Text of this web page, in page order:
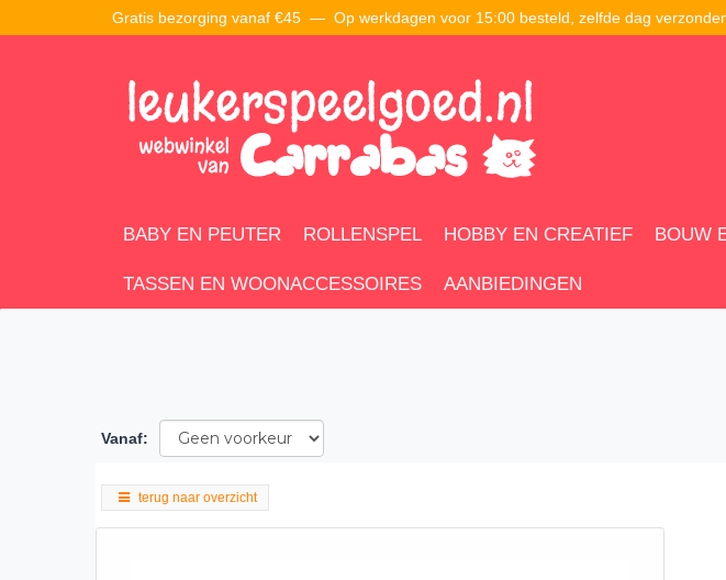
Gratis bezorging vanaf €45 — Op werkdagen voor 15:00 besteld, zelfde dag
BABY EN PEUTER ROLLENSPEL HOBBY EN CREATIEF BOUW
TASSEN EN WOONACCESSOIRES AANBIEDINGEN
Vanaf:
terug naar overzicht